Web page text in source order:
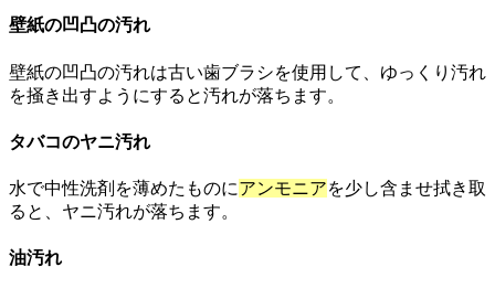
壁紙の凹凸の汚れ
壁紙の凹凸の汚れは古い歯ブラシを使用して、ゆっくり汚れ
を掻き出すようにすると汚れが落ちます。
タバコのヤニ汚れ
水で中性洗剤を薄めたものにアンモニアを少し含ませ拭き取
ると、ヤニ汚れが落ちます。
油汚れ